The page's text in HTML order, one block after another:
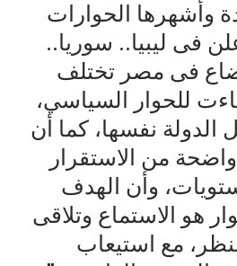
وأشهرها الحوارات
فى ليبيا.. سوريا..
فى مصر تختلف
للحوار السياسي،
الدولة نفسها، كما أن
من الاستقرار
وأن الهدف
هو الاستماع وتلاقى
مع استيعاب